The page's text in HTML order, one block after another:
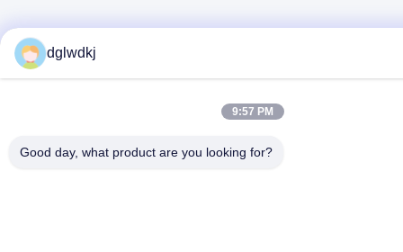
dglwdkj
9:57 PM
Good day, what product are you looking for?